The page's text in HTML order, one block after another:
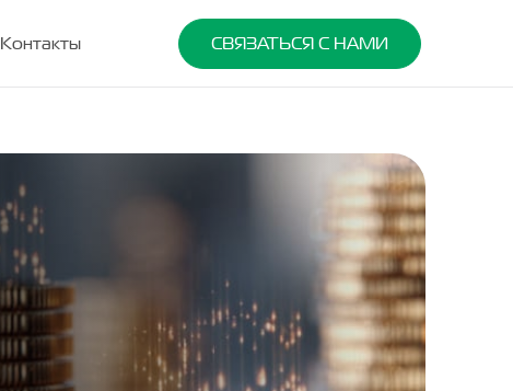
Контакты СВЯЗАТЬСЯ С НАМИ